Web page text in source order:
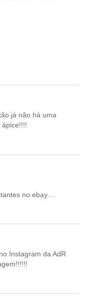
já não há uma
no ebay....
Instagram da AdR